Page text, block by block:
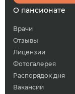
О пансионате
Врачи
Отзывы
Лицензии
Фотогалерея
Распорядок дня
Вакансии